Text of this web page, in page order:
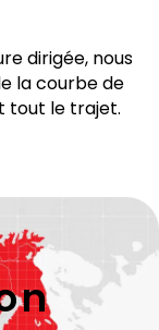
les transports
d’une
–